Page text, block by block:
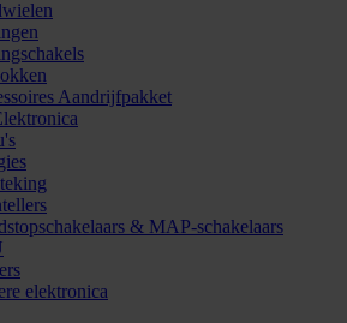
Aandrijfpakket
& MAP-schakelaars
elektronica